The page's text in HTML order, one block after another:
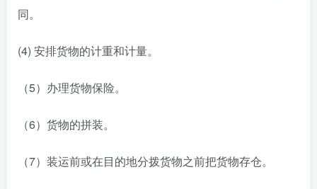
同。
(4) 安排货物的计重和计量。
（5）办理货物保险。
（6）货物的拼装。
（7）装运前或在目的地分拨货物之前把货物存仓。